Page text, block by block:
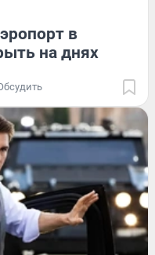
в
на днях